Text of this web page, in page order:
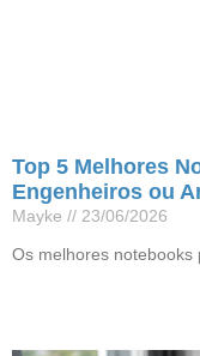
Top 5 Melhores
Engenheiros ou
Mayke
23/06/2026
Os melhores